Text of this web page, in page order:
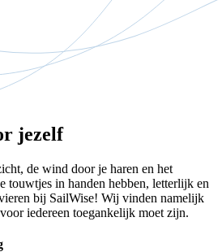
jezelf
de wind door je haren en het
touwtjes in handen hebben, letterlijk en
bij SailWise! Wij vinden namelijk
iedereen toegankelijk moet zijn.